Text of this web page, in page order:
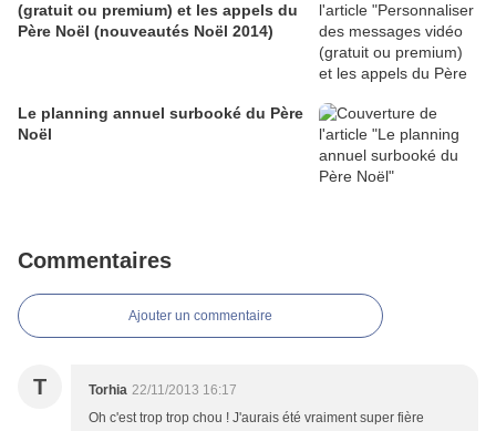
(gratuit ou premium) et les appels du
Père Noël (nouveautés Noël 2014)
Le planning annuel surbooké du Père
Noël
Commentaires
Ajouter un commentaire
T Torhia 22/11/2013 16:17
Oh c'est trop trop chou ! J'aurais été vraiment super fière